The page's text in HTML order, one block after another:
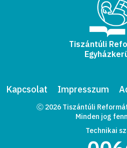
Tiszántúli
Kapcsolat Impresszum
Ⓒ 2026 Tiszántúli
Minden jog
Technikai